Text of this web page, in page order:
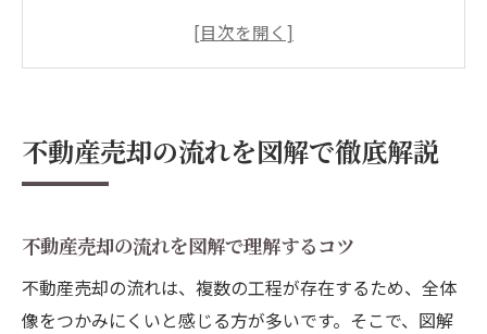
売主目線で考える不動産売却の基本
不動産売却で売主が得するポイント解説
不動産売却を高くするための売主の考え方
売主が安心できる不動産売却の流れ
不動産売却の流れを図解で徹底解説
不動産売却の流れを図解で理解するコツ
不動産売却の流れは、複数の工程が存在するため、全体
像をつかみにくいと感じる方が多いです。そこで、図解